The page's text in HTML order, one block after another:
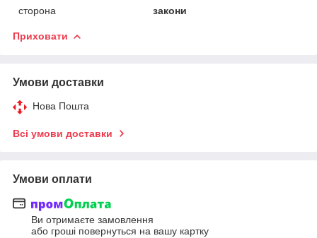
сторона
закони
Приховати
Умови доставки
Нова Пошта
Всі умови доставки
Умови оплати
Ви отримаєте замовлення
або гроші повернуться на вашу картку